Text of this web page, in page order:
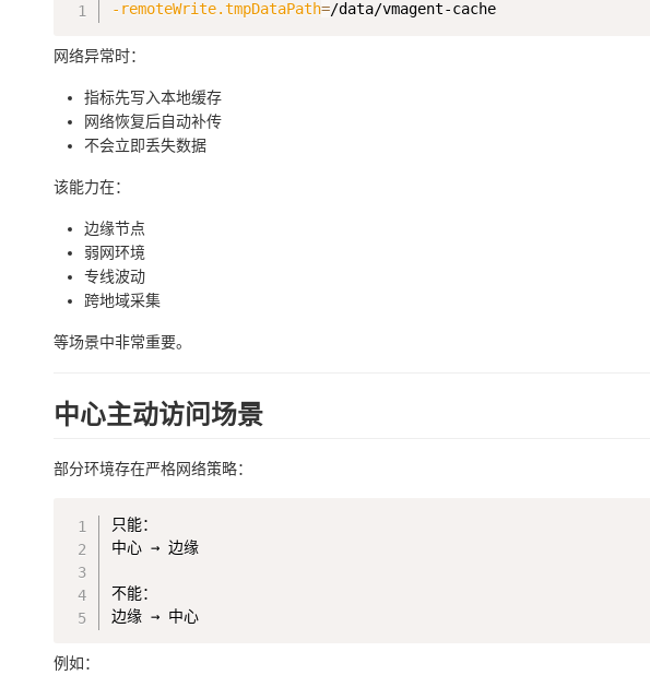
-remoteWrite.tmpDataPath= /data/vmagent-cache
网络异常时：
指标先写入本地缓存
网络恢复后自动补传
不会立即丢失数据
该能力在：
边缘节点
弱网环境
专线波动
跨地域采集
等场景中非常重要。
中心主动访问场景
部分环境存在严格网络策略：
只能：
中心 → 边缘
不能：
边缘 → 中心
例如：